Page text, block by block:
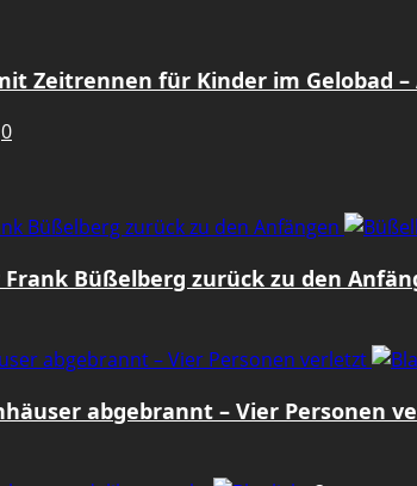
Zeitrennen für Kinder im Gelobad
0
Büßelberg zurück zu den Anfängen
Büßelberg zurück zu den
abgebrannt – Vier Personen verletzt
abgebrannt – Vier Personen